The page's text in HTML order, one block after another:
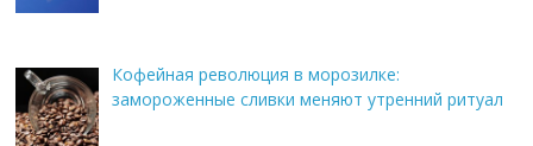
Кофейная революция в морозилке:
замороженные сливки меняют утренний ритуал